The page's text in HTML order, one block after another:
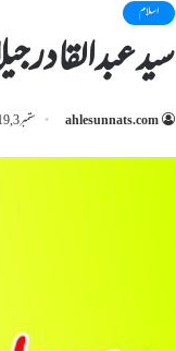
اسلام
سید عبدالقادر
ahlesunnats.com ستمبر 3, 2019